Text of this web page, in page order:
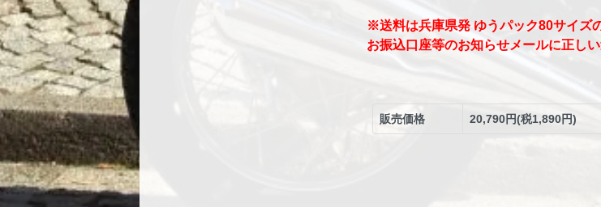
※送料は兵庫県発 ゆうパック80サイズ
お振込口座等のお知らせメールに正し
販売価格 20,790円(税1,890円)